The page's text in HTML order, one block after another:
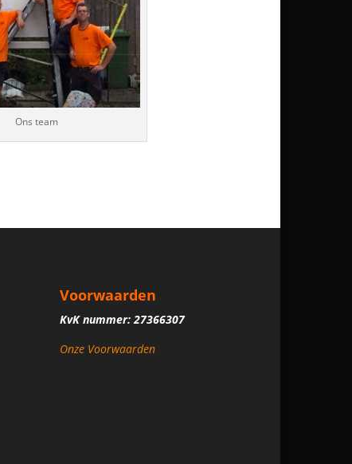
Ons team
Voorwaarden
KvK nummer: 27366307
Onze Voorwaarden